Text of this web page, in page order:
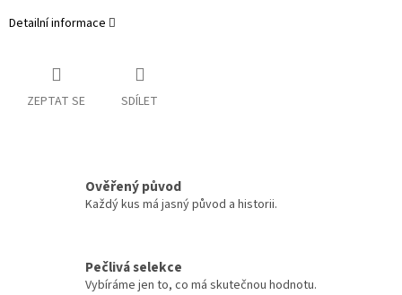
Detailní informace
ZEPTAT SE SDÍLET
Ověřený původ
Každý kus má jasný původ a historii.
Pečlivá selekce
Vybíráme jen to, co má skutečnou hodnotu.